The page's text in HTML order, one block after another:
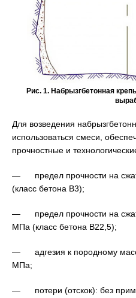
Рис. 1. Набрызгбетонная
Для возведения
использоваться смеси,
прочностные и
— предел прочности на
(класс бетона В3);
— предел прочности на
МПа (класс бетона В22,5);
— адгезия к породному
МПа;
— потери (отскок): без